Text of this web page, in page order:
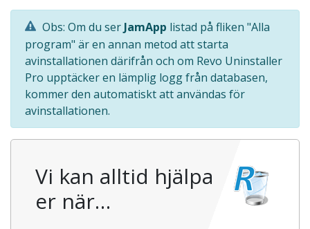
Obs: Om du ser JamApp listad på fliken "Alla
program" är en annan metod att starta
avinstallationen därifrån och om Revo Uninstaller
Pro upptäcker en lämplig logg från databasen,
kommer den automatiskt att användas för
avinstallationen.
Vi kan alltid hjälpa
er när…